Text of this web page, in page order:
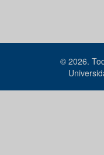
© 2026.